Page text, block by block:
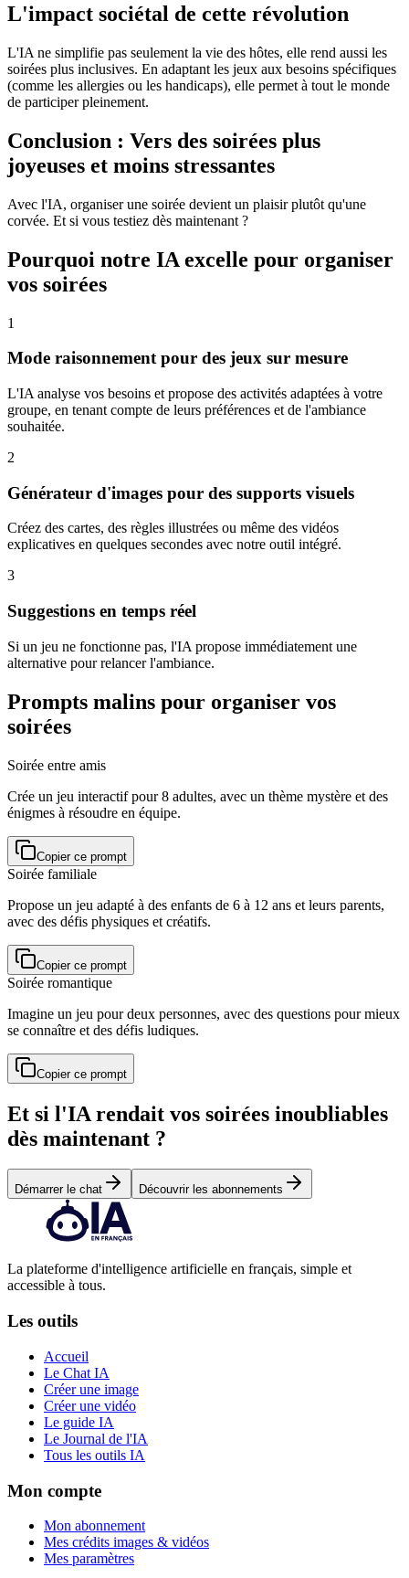
L'impact sociétal de cette révolution
L'IA ne simplifie pas seulement la vie des hôtes, elle rend aussi les
soirées plus inclusives. En adaptant les jeux aux besoins spécifiques
(comme les allergies ou les handicaps), elle permet à tout le monde
de participer pleinement.
Conclusion : Vers des soirées plus
joyeuses et moins stressantes
Avec l'IA, organiser une soirée devient un plaisir plutôt qu'une
corvée. Et si vous testiez dès maintenant ?
Pourquoi notre IA excelle pour organiser
vos soirées
1
Mode raisonnement pour des jeux sur mesure
L'IA analyse vos besoins et propose des activités adaptées à votre
groupe, en tenant compte de leurs préférences et de l'ambiance
souhaitée.
2
Générateur d'images pour des supports visuels
Créez des cartes, des règles illustrées ou même des vidéos
explicatives en quelques secondes avec notre outil intégré.
3
Suggestions en temps réel
Si un jeu ne fonctionne pas, l'IA propose immédiatement une
alternative pour relancer l'ambiance.
Prompts malins pour organiser vos
soirées
Soirée entre amis
Crée un jeu interactif pour 8 adultes, avec un thème mystère et des
énigmes à résoudre en équipe.
Copier ce prompt
Soirée familiale
Propose un jeu adapté à des enfants de 6 à 12 ans et leurs parents,
avec des défis physiques et créatifs.
Copier ce prompt
Soirée romantique
Imagine un jeu pour deux personnes, avec des questions pour mieux
se connaître et des défis ludiques.
Copier ce prompt
Et si l'IA rendait vos soirées inoubliables
dès maintenant ?
Démarrer le chat Découvrir les abonnements
La plateforme d'intelligence artificielle en français, simple et
accessible à tous.
Les outils
Accueil
Le Chat IA
Créer une image
Créer une vidéo
Le guide IA
Le Journal de l'IA
Tous les outils IA
Mon compte
Mon abonnement
Mes crédits images & vidéos
Mes paramètres